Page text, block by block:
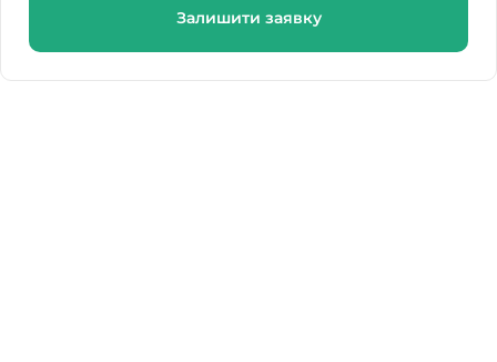
Залишити заявку